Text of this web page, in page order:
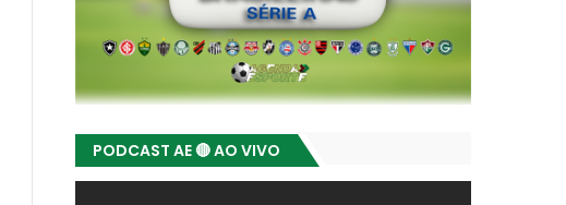
PODCAST AE 🔴 AO VIVO